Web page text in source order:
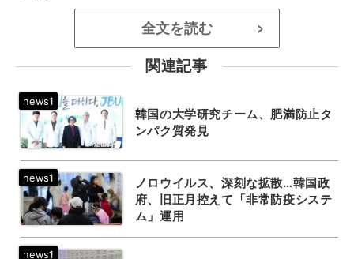
全文を読む >
関連記事
韓国の大学研究チーム、肥満防止タ
ンパク質発見
ノロウイルス、深刻な拡散…韓国政
府、旧正月控えて「非常防疫システ
ム」運用